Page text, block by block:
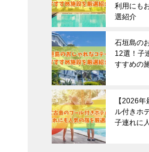
利用にも
選紹介
石垣島の
12選！子
すすめの
【2026
ル付きホ
子連れに